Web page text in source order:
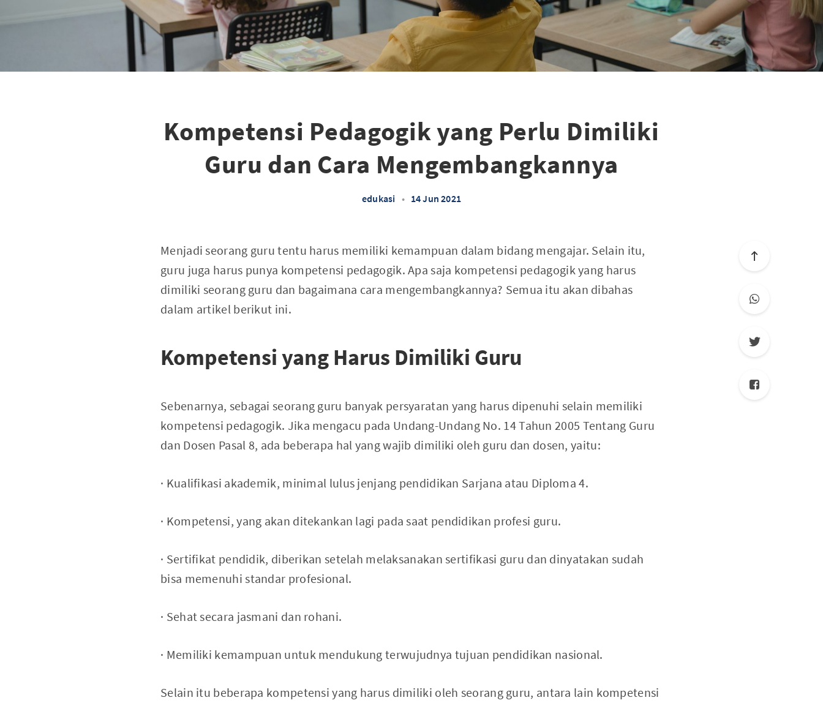
Kompetensi Pedagogik yang Perlu Dimiliki
Guru dan Cara Mengembangkannya
edukasi • 14 Jun 2021
Menjadi seorang guru tentu harus memiliki kemampuan dalam bidang mengajar. Selain itu,
guru juga harus punya kompetensi pedagogik. Apa saja kompetensi pedagogik yang harus
dimiliki seorang guru dan bagaimana cara mengembangkannya? Semua itu akan dibahas
dalam artikel berikut ini.
Kompetensi yang Harus Dimiliki Guru
Sebenarnya, sebagai seorang guru banyak persyaratan yang harus dipenuhi selain memiliki
kompetensi pedagogik. Jika mengacu pada Undang-Undang No. 14 Tahun 2005 Tentang Guru
dan Dosen Pasal 8, ada beberapa hal yang wajib dimiliki oleh guru dan dosen, yaitu:
· Kualifikasi akademik, minimal lulus jenjang pendidikan Sarjana atau Diploma 4.
· Kompetensi, yang akan ditekankan lagi pada saat pendidikan profesi guru.
· Sertifikat pendidik, diberikan setelah melaksanakan sertifikasi guru dan dinyatakan sudah
bisa memenuhi standar profesional.
· Sehat secara jasmani dan rohani.
· Memiliki kemampuan untuk mendukung terwujudnya tujuan pendidikan nasional.
Selain itu beberapa kompetensi yang harus dimiliki oleh seorang guru, antara lain kompetensi